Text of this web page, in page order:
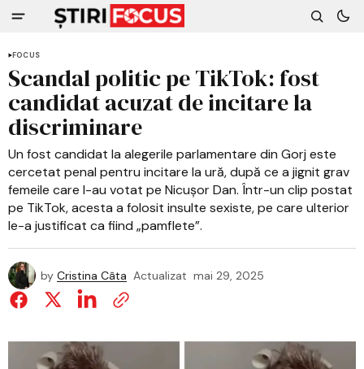
FOCUS
Scandal politic pe TikTok: fost
candidat acuzat de incitare la
discriminare
Un fost candidat la alegerile parlamentare din Gorj este
cercetat penal pentru incitare la ură, după ce a jignit grav
femeile care l-au votat pe Nicușor Dan. Într-un clip postat
pe TikTok, acesta a folosit insulte sexiste, pe care ulterior
le-a justificat ca fiind „pamflete”.
by Cristina Câta Actualizat mai 29, 2025